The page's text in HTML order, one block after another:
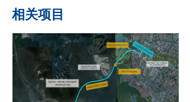
相关项目